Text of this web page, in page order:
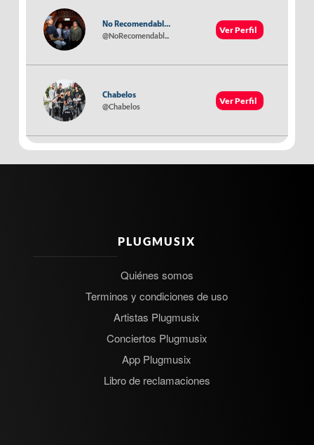
No Recomendabl...
@NoRecomendabl...
Ver Perfil
Chabelos
@Chabelos
Ver Perfil
PLUGMUSIX
Quiénes somos
Terminos y condiciones de uso
Artistas Plugmusix
Conciertos Plugmusix
App Plugmusix
Libro de reclamaciones